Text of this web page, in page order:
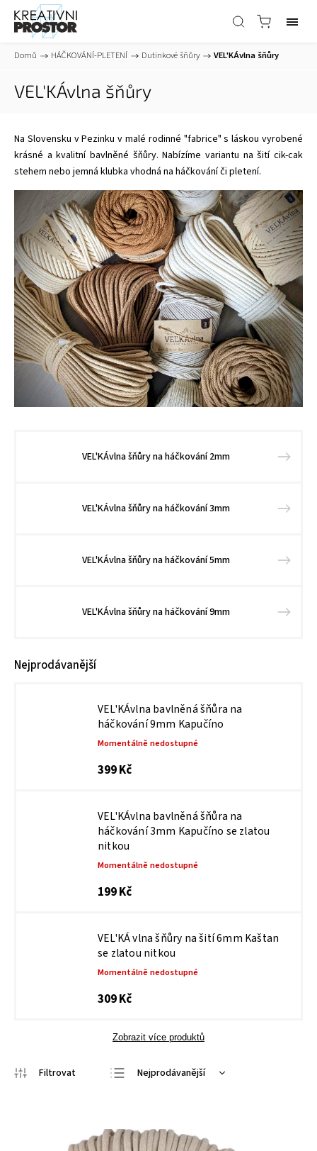
Domů / HÁČKOVÁNÍ-PLETENÍ / Dutinkové šňůry / VEL'KÁvlna šňůry
VEL'KÁvlna šňůry
Na Slovensku v Pezinku v malé rodinné "fabrice" s láskou vyrobené
krásné a kvalitní bavlněné šňůry. Nabízíme variantu na šití cik-cak
stehem nebo jemná klubka vhodná na háčkování či pletení.
VEL'KÁvlna šňůry na háčkování 2mm
VEL'KÁvlna šňůry na háčkování 3mm
VEL'KÁvlna šňůry na háčkování 5mm
VEL'KÁvlna šňůry na háčkování 9mm
Nejprodávanější
VEL'KÁvlna bavlněná šňůra na
háčkování 9mm Kapučíno
Momentálně nedostupné
399 Kč
VEL'KÁvlna bavlněná šňůra na
háčkování 3mm Kapučíno se zlatou
nitkou
Momentálně nedostupné
199 Kč
VEL'KÁ vlna šňůry na šití 6mm Kaštan
se zlatou nitkou
Momentálně nedostupné
309 Kč
Zobrazit více produktů
Nejdražší
Nejprodávanější